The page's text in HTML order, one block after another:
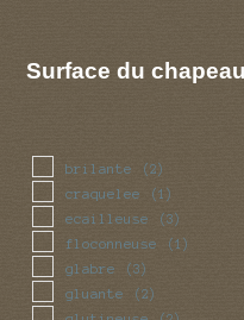
Surface du chapeau
brilante (2)
craquelee (1)
ecailleuse (3)
floconneuse (1)
glabre (3)
gluante (2)